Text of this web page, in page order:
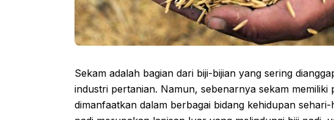
Sekam adalah bagian dari biji-bijian yang sering
industri pertanian. Namun, sebenarnya sekam
dimanfaatkan dalam berbagai bidang kehidupan